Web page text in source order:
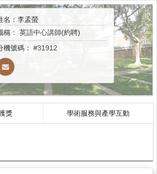
名：李孟螢
稱： 英語中心講師(約聘)
機號碼： #31912
獎 學術服務與產學互動